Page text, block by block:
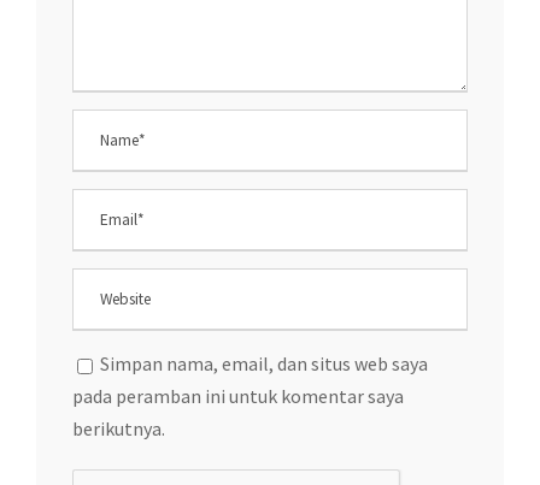
Simpan nama, email, dan situs web saya
pada peramban ini untuk komentar saya
berikutnya.